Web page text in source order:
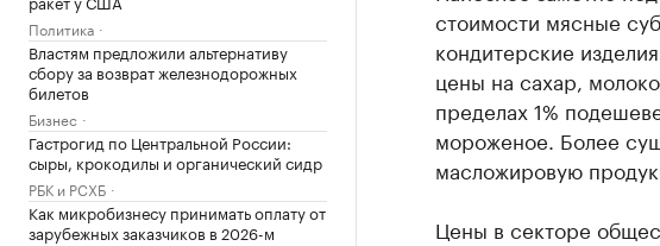
Политика
Властям предложили альтернативу
сбору за возврат железнодорожных
билетов
Бизнес
Гастрогид по Центральной России:
сыры, крокодилы и органический сидр
РБК и РСХБ
Как микробизнесу принимать оплату от
зарубежных заказчиков в 2026-м
стоимости мясные
кондитерские
цены на сахар,
пределах 1%
мороженое. Более
масложировую
Цены в секторе